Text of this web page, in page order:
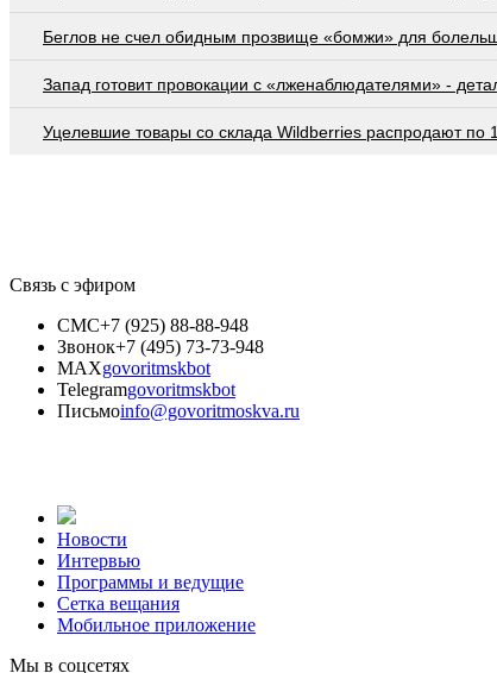
Беглов не счел обидным прозвище «бомжи» для
Запад готовит провокации с «лженаблюдателями» -
Уцелевшие товары со склада Wildberries распродают по
Связь с эфиром
СМС+7 (925) 88-88-948
Звонок+7 (495) 73-73-948
MAXgovoritmskbot
Telegramgovoritmskbot
Письмоinfo@govoritmoskva.ru
Новости
Интервью
Программы и ведущие
Сетка вещания
Мобильное приложение
Мы в соцсетях